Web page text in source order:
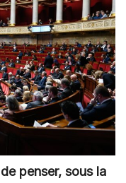
penser, sous la